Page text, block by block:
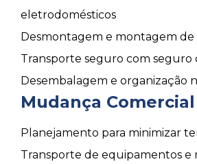
eletrodomésticos
Desmontagem e montagem de
Transporte seguro com seguro
Desembalagem e organização
Mudança Comercial
Planejamento para minimizar
Transporte de equipamentos e